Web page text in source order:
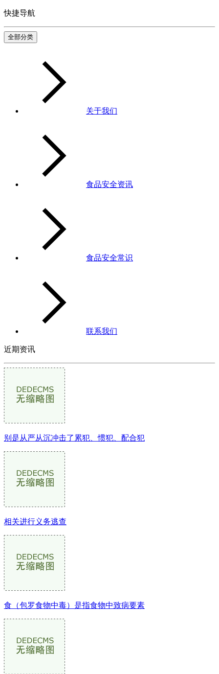
快捷导航
全部分类
关于我们
食品安全资讯
食品安全常识
联系我们
近期资讯
别是从严从沉冲击了累犯、惯犯、配合犯
相关进行义务逃查
食（包罗食物中毒）是指食物中致病要素